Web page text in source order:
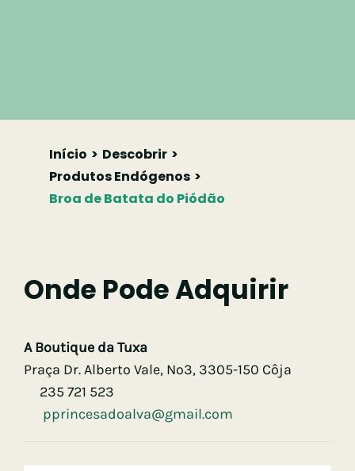
Início
Descobrir
Produtos Endógenos
Broa de Batata do Piódão
Onde Pode Adquirir
A Boutique da Tuxa
Praça Dr. Alberto Vale, Nº3, 3305-150 Côja
235 721 523
pprincesadoalva@gmail.com